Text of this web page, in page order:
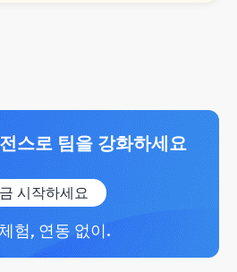
스로 팀을 강화하세요
시작하세요
험, 연동 없이.